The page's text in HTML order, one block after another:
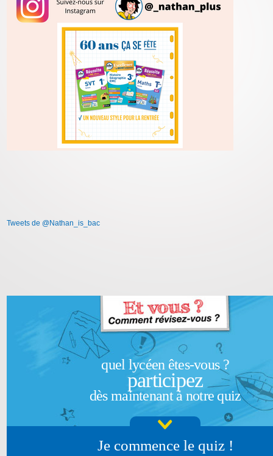
Tweets de @Nathan_is_bac
quel lycéen êtes-vous ?
participez
dès maintenant à notre quiz
Je commence le quiz !